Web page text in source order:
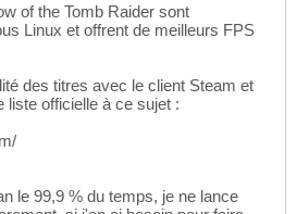
of the Tomb Raider sont
Linux et offrent de meilleurs FPS
des titres avec le client Steam et
liste officielle à ce sujet :
le 99,9 % du temps, je ne lance